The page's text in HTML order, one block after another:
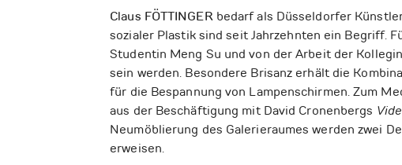
Claus FÖTTINGERbedarf als Düsseldorfer
sozialer Plastik sind seit Jahrzehnten ein Begriff.
Studentin Meng Su und von der Arbeit der
sein werden. Besondere Brisanz erhält die
für die Bespannung von Lampenschirmen. Zum
aus der Beschäftigung mit David Cronenbergs
Neumöblierung des Galerieraumes werden zwei
erweisen.